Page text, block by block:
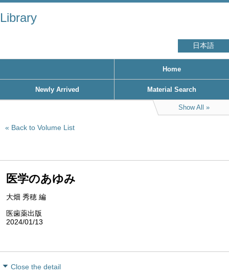
Library
日本語
Home
Newly Arrived Material Search
Show All
Back to Volume List
医学のあゆみ
大畑 秀穂 編
医歯薬出版
2024/01/13
Close the detail